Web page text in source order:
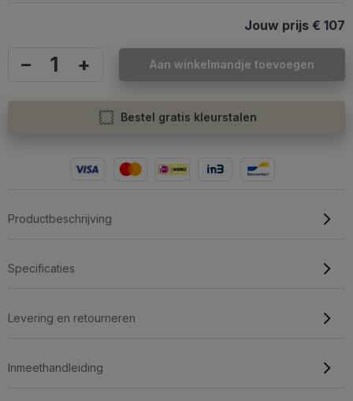
Jouw prijs € 107
– + Aan winkelmandje toevoegen
Bestel gratis kleurstalen
Productbeschrijving
Specificaties
Levering en retourneren
Inmeethandleiding